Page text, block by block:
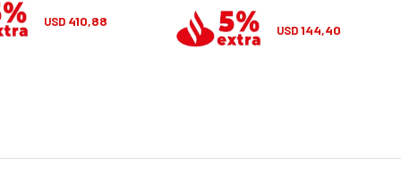
USD 410,88
USD144,40